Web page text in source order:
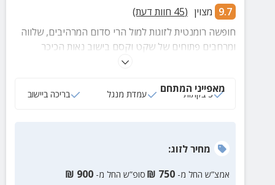
9.7 מצוין (
45 חוות דעת)
חופשה רומנטית לזוגות למול הרי סדום המרהיבים, שלווה
ומרחבים פתוחים של שקט וקסם בישוב נאות הכיכר
מאפייני המתחם
3 בקתות עמדת מנגל בריכה ביישוב
מחירלזוג:
אמצ”ש החל מ- 750
₪ סופ”ש החל מ- 900
₪